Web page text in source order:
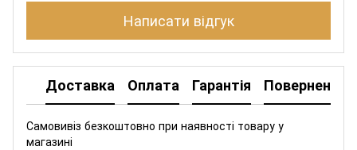
Написати відгук
Доставка Оплата Гарантія Повернення
Самовивіз безкоштовно при наявності товару у
магазині